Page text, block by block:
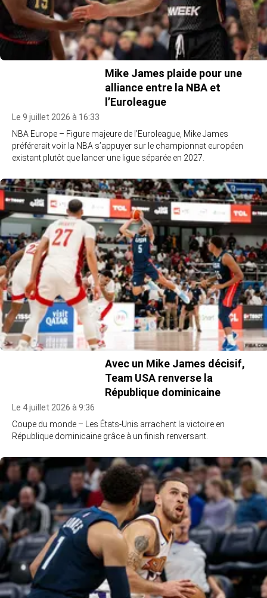
Mike James plaide pour une
alliance entre la NBA et
l’Euroleague
Le 9 juillet 2026 à 16:33
NBA Europe – Figure majeure de l’Euroleague, Mike James
préférerait voir la NBA s’appuyer sur le championnat européen
existant plutôt que lancer une ligue séparée en 2027.
Avec un Mike James décisif,
Team USA renverse la
République dominicaine
Le 4 juillet 2026 à 9:36
Coupe du monde – Les États-Unis arrachent la victoire en
République dominicaine grâce à un finish renversant.